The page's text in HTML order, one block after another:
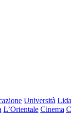
Università
L’Orientale Cinema